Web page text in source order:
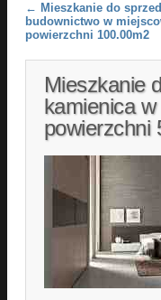
Post
← Mieszkanie do
budownictwo w
powierzchni 100.00m2
Mieszkanie
kamienica
powierzchni